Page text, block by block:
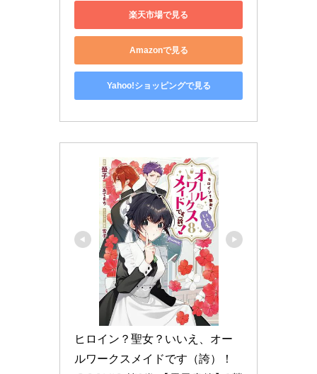
楽天市場で見る
Amazonで見る
Yahoo!ショッピングで見る
ヒロイン？聖女？いいえ、オー
ルワークスメイドです（誇）！